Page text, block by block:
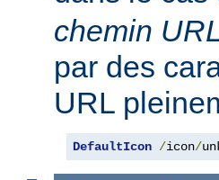
chemin
par des
URL
DefaultIcon /icon/